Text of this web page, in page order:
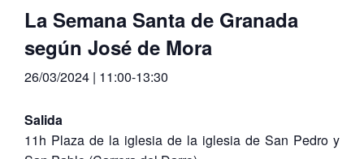
La Semana Santa de Granada
según José de Mora
26/03/2024 | 11:00-13:30
Salida
11h Plaza de la iglesia de la iglesia de San Pedro y